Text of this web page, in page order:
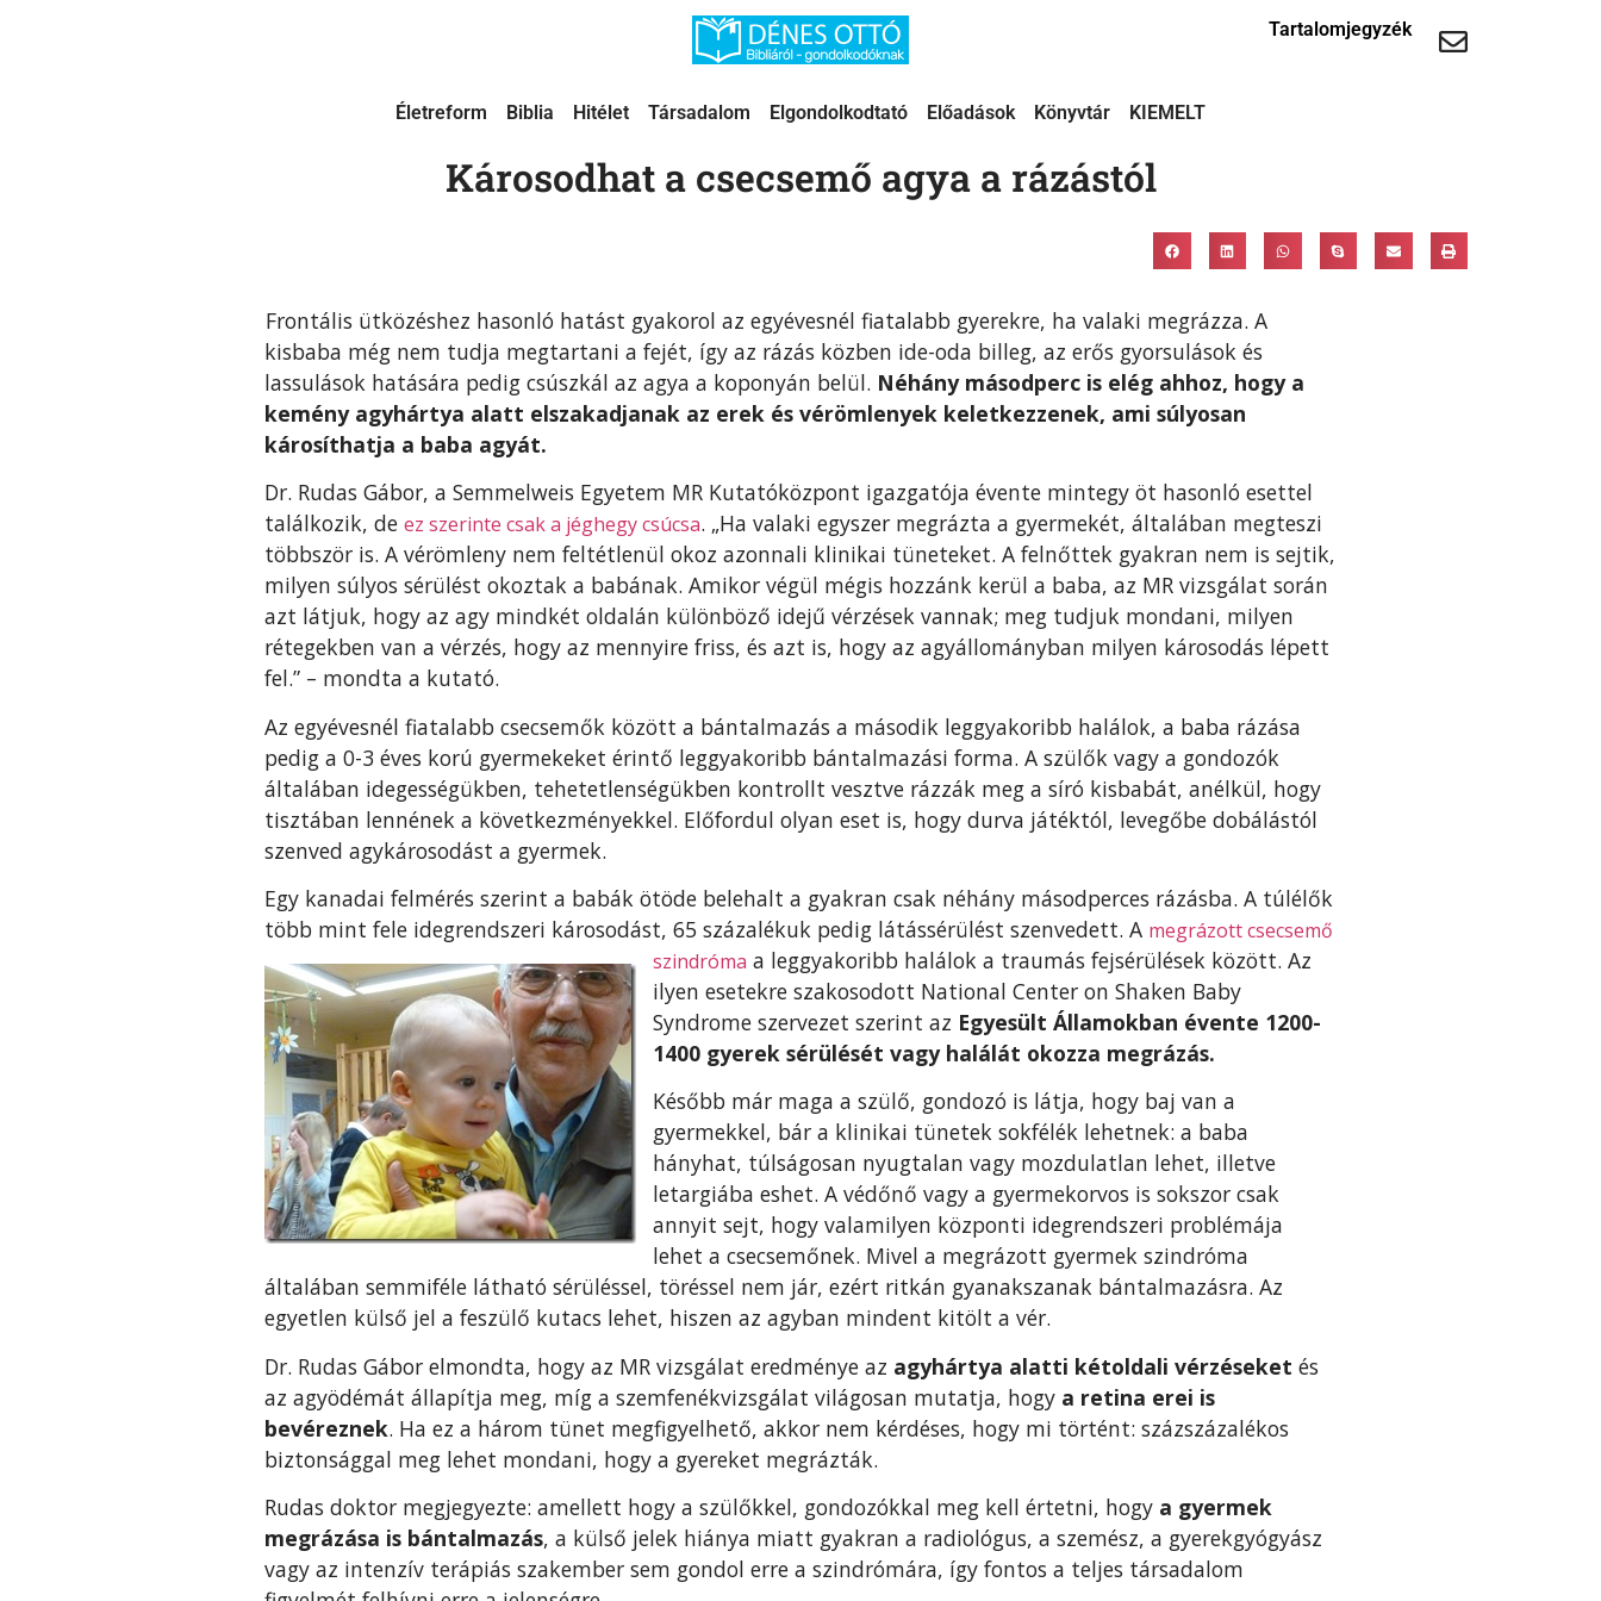
Tartalomjegyzék
Életreform Biblia Hitélet Társadalom Elgondolkodtató Előadások Könyvtár KIEMELT
Károsodhat a csecsemő agya a rázástól
Frontális ütközéshez hasonló hatást gyakorol az egyévesnél fiatalabb gyerekre, ha valaki megrázza. A
kisbaba még nem tudja megtartani a fejét, így az rázás közben ide-oda billeg, az erős gyorsulások és
lassulások hatására pedig csúszkál az agya a koponyán belül. Néhány másodperc is elég ahhoz, hogy a
kemény agyhártya alatt elszakadjanak az erek és vérömlenyek keletkezzenek, ami súlyosan
károsíthatja a baba agyát.
Dr. Rudas Gábor, a Semmelweis Egyetem MR Kutatóközpont igazgatója évente mintegy öt hasonló esettel
találkozik, de ez szerinte csak a jéghegy csúcsa. „Ha valaki egyszer megrázta a gyermekét, általában megteszi
többször is. A vérömleny nem feltétlenül okoz azonnali klinikai tüneteket. A felnőttek gyakran nem is sejtik,
milyen súlyos sérülést okoztak a babának. Amikor végül mégis hozzánk kerül a baba, az MR vizsgálat során
azt látjuk, hogy az agy mindkét oldalán különböző idejű vérzések vannak; meg tudjuk mondani, milyen
rétegekben van a vérzés, hogy az mennyire friss, és azt is, hogy az agyállományban milyen károsodás lépett
fel.” – mondta a kutató.
Az egyévesnél fiatalabb csecsemők között a bántalmazás a második leggyakoribb halálok, a baba rázása
pedig a 0-3 éves korú gyermekeket érintő leggyakoribb bántalmazási forma. A szülők vagy a gondozók
általában idegességükben, tehetetlenségükben kontrollt vesztve rázzák meg a síró kisbabát, anélkül, hogy
tisztában lennének a következményekkel. Előfordul olyan eset is, hogy durva játéktól, levegőbe dobálástól
szenved agykárosodást a gyermek.
Egy kanadai felmérés szerint a babák ötöde belehalt a gyakran csak néhány másodperces rázásba. A túlélők
több mint fele idegrendszeri károsodást, 65 százalékuk pedig látássérülést szenvedett. A megrázott csecsemő
szindróma a leggyakoribb halálok a traumás fejsérülések között. Az
ilyen esetekre szakosodott National Center on Shaken Baby
Syndrome szervezet szerint az Egyesült Államokban évente 1200-
1400 gyerek sérülését vagy halálát okozza megrázás.
Később már maga a szülő, gondozó is látja, hogy baj van a
gyermekkel, bár a klinikai tünetek sokfélék lehetnek: a baba
hányhat, túlságosan nyugtalan vagy mozdulatlan lehet, illetve
letargiába eshet. A védőnő vagy a gyermekorvos is sokszor csak
annyit sejt, hogy valamilyen központi idegrendszeri problémája
lehet a csecsemőnek. Mivel a megrázott gyermek szindróma
általában semmiféle látható sérüléssel, töréssel nem jár, ezért ritkán gyanakszanak bántalmazásra. Az
egyetlen külső jel a feszülő kutacs lehet, hiszen az agyban mindent kitölt a vér.
Dr. Rudas Gábor elmondta, hogy az MR vizsgálat eredménye az agyhártya alatti kétoldali vérzéseket és
az agyödémát állapítja meg, míg a szemfenékvizsgálat világosan mutatja, hogy a retina erei is
bevéreznek. Ha ez a három tünet megfigyelhető, akkor nem kérdéses, hogy mi történt: százszázalékos
biztonsággal meg lehet mondani, hogy a gyereket megrázták.
Rudas doktor megjegyezte: amellett hogy a szülőkkel, gondozókkal meg kell értetni, hogy a gyermek
megrázása is bántalmazás, a külső jelek hiánya miatt gyakran a radiológus, a szemész, a gyerekgyógyász
vagy az intenzív terápiás szakember sem gondol erre a szindrómára, így fontos a teljes társadalom